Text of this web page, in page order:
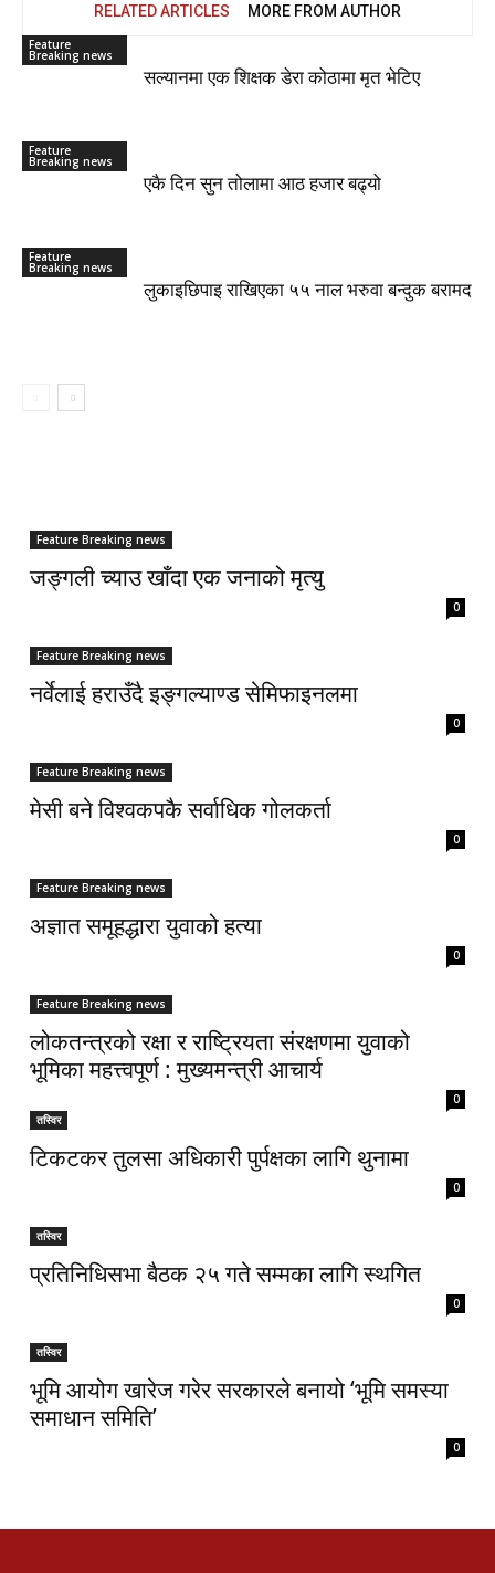
RELATED ARTICLES MORE FROM AUTHOR
Feature
Breaking news
सल्यानमा एक शिक्षक डेरा कोठामा मृत भेटिए
Feature
Breaking news
एकै दिन सुन तोलामा आठ हजार बढ्यो
Feature
Breaking news
लुकाइछिपाइ राखिएका ५५ नाल भरुवा बन्दुक बरामद
Feature Breaking news
जङ्गली च्याउ खाँदा एक जनाको मृत्यु
0
Feature Breaking news
नर्वेलाई हराउँदै इङ्गल्याण्ड सेमिफाइनलमा
0
Feature Breaking news
मेसी बने विश्वकपकै सर्वाधिक गोलकर्ता
0
Feature Breaking news
अज्ञात समूहद्धारा युवाको हत्या
0
Feature Breaking news
लोकतन्त्रको रक्षा र राष्ट्रियता संरक्षणमा युवाको
भूमिका महत्त्वपूर्ण : मुख्यमन्त्री आचार्य
0
तस्विर
टिकटकर तुलसा अधिकारी पुर्पक्षका लागि थुनामा
0
तस्विर
प्रतिनिधिसभा बैठक २५ गते सम्मका लागि स्थगित
0
तस्विर
भूमि आयोग खारेज गरेर सरकारले बनायो ‘भूमि समस्या
समाधान समिति’
0